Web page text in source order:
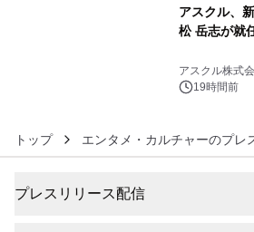
アスクル、
松 岳志が就
アスクル株式
19時間前
トップ エンタメ・カルチャーのプレ
プレスリリース配信